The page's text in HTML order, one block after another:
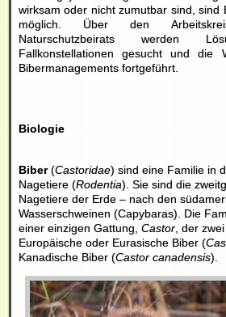
wirksam oder nicht zumutbar sind, sind
möglich. Über den
Naturschutzbeirats werden
Fallkonstellationen gesucht und die
Bibermanagements fortgeführt.
Biologie
Biber(Castoridae) sind eine Familie in
Nagetiere (Rodentia). Sie sind die
Nagetiere der Erde – nach den
Wasserschweinen (Capybaras). Die
einer einzigen Gattung, Castor, der
Europäische oder Eurasische Biber (
Kanadische Biber (Castor canadensis).